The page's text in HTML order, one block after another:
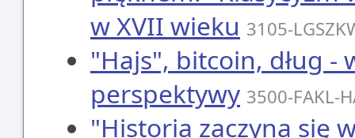
w XVII wieku 3105-
"Hajs", bitcoin, dług -
perspektywy 3500-FAKL-
"Historia zaczyna się